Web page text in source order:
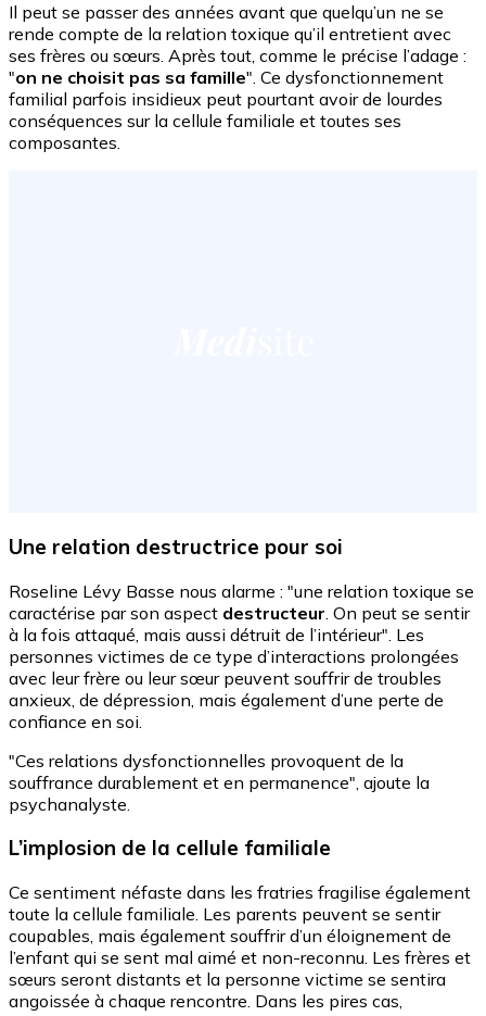
Il peut se passer des années avant que quelqu’un ne se
rende compte de la relation toxique qu’il entretient avec
ses frères ou sœurs. Après tout, comme le précise l’adage :
"on ne choisit pas sa famille". Ce dysfonctionnement
familial parfois insidieux peut pourtant avoir de lourdes
conséquences sur la cellule familiale et toutes ses
composantes.
Une relation destructrice pour soi
Roseline Lévy Basse nous alarme : "une relation toxique se
caractérise par son aspect destructeur . On peut se sentir
à la fois attaqué, mais aussi détruit de l’intérieur". Les
personnes victimes de ce type d’interactions prolongées
avec leur frère ou leur sœur peuvent souffrir de troubles
anxieux, de dépression, mais également d’une perte de
confiance en soi.
"Ces relations dysfonctionnelles provoquent de la
souffrance durablement et en permanence", ajoute la
psychanalyste.
L’implosion de la cellule familiale
Ce sentiment néfaste dans les fratries fragilise également
toute la cellule familiale. Les parents peuvent se sentir
coupables, mais également souffrir d’un éloignement de
l’enfant qui se sent mal aimé et non-reconnu. Les frères et
sœurs seront distants et la personne victime se sentira
angoissée à chaque rencontre. Dans les pires cas,